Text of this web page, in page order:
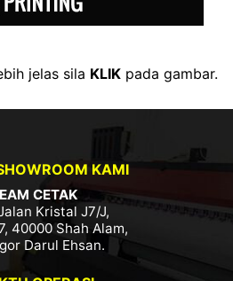
jelas sila KLIKpada gambar.
KAMI
CETAK
Kristal J7/J,
40000 Shah Alam,
Darul Ehsan.